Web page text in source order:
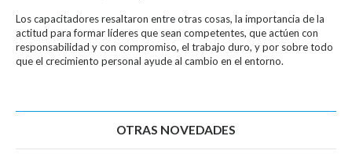
Los capacitadores resaltaron entre otras cosas, la importancia de la
actitud para formar líderes que sean competentes, que actúen con
responsabilidad y con compromiso, el trabajo duro, y por sobre todo
que el crecimiento personal ayude al cambio en el entorno.
OTRAS NOVEDADES